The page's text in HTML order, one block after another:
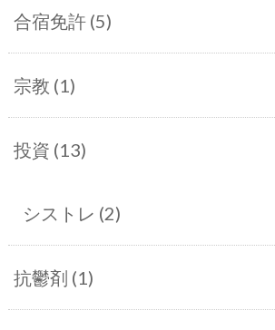
合宿免許 (5)
宗教 (1)
投資 (13)
シストレ (2)
抗鬱剤 (1)